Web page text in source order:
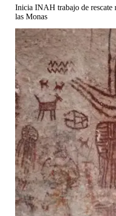
Inicia INAH trabajo de rescate
las Monas